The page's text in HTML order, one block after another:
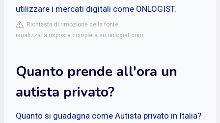
utilizzare i mercati digitali come ONLOGIST.
Richiesta di rimozione della fonte
isualizza la risposta completa su onlogist.com
Quanto prende all'ora un
autista privato?
Quanto si guadagna come Autista privato in Italia?